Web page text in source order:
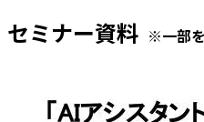
セミナー資料 ※一部